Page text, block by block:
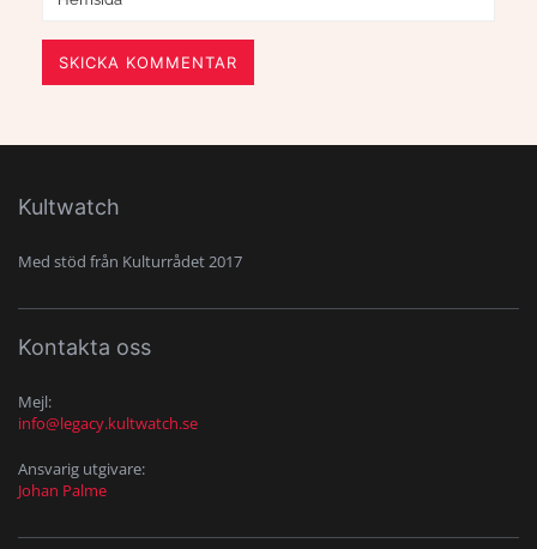
SKICKA KOMMENTAR
Kultwatch
Med stöd från Kulturrådet 2017
Kontakta oss
Mejl:
info@legacy.kultwatch.se
Ansvarig utgivare:
Johan Palme